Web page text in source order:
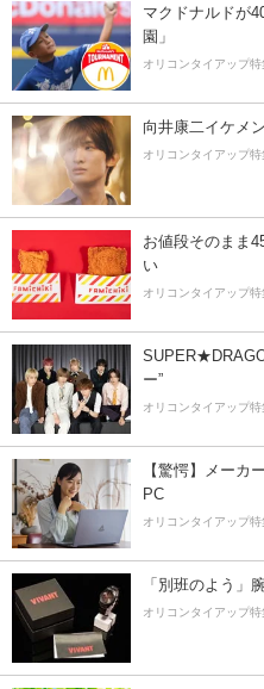
マクドナルドが
園」
オリコンタイアップ特
向井康二イケメ
オリコンタイアップ特
お値段そのまま
い
オリコンタイアップ特
ー”
オリコンタイアップ特
【驚愕】メーカ
PC
オリコンタイアップ特
「別班のよう」
オリコンタイアップ特